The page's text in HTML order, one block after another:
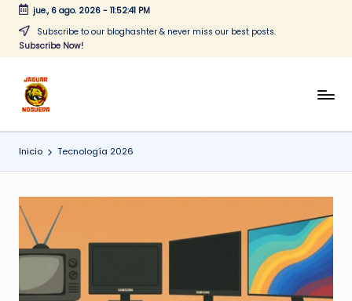
Saltar
jue., 6 ago. 2026- 11:52:41 PM
Subscribe to our bloghashter & never miss our best posts.
Subscribe Now!
J
a
g
a
N
o
CONTENIDO
Inicio Tecnología 2026